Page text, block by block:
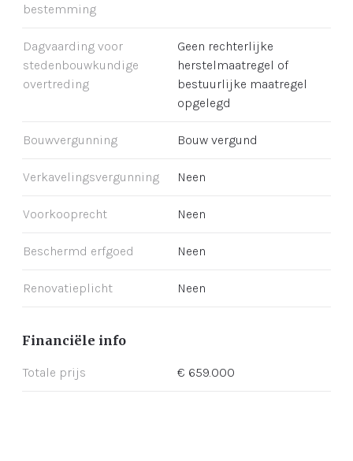
bestemming
Dagvaarding voor
stedenbouwkundige
overtreding
Geen rechterlijke
herstelmaatregel of
bestuurlijke maatregel
opgelegd
Bouwvergunning Bouw vergund
Verkavelingsvergunning Neen
Voorkooprecht Neen
Beschermd erfgoed Neen
Renovatieplicht Neen
Financiële info
Totale prijs € 659.000